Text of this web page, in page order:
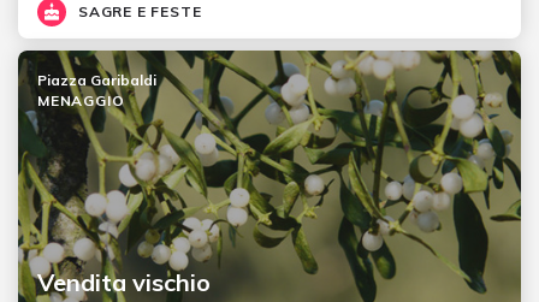
SAGRE E FESTE
Vendita vischio
Piazza Garibaldi
MENAGGIO